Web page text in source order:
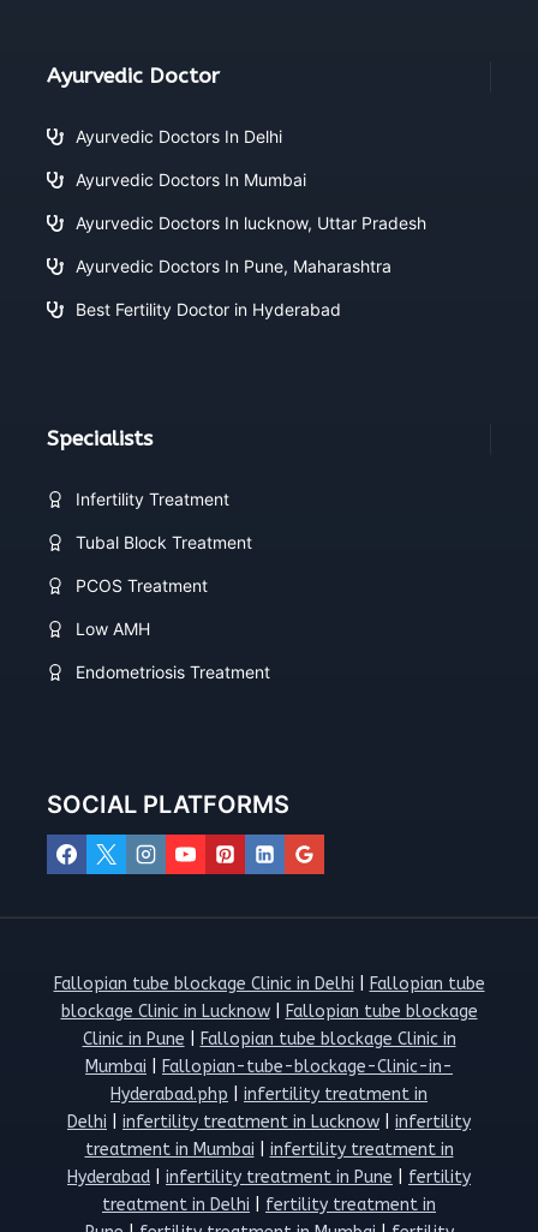
Ayurvedic Doctor
Ayurvedic Doctors In Delhi
Ayurvedic Doctors In Mumbai
Ayurvedic Doctors In lucknow, Uttar Pradesh
Ayurvedic Doctors In Pune, Maharashtra
Best Fertility Doctor in Hyderabad
Specialists
Infertility Treatment
Tubal Block Treatment
PCOS Treatment
Low AMH
Endometriosis Treatment
SOCIAL PLATFORMS
Fallopian tube blockage Clinic in Delhi
Fallopian tube
blockage Clinic in Lucknow|
Fallopian tube blockage
Clinic in Pune
Fallopian tube blockage Clinic in
Mumbai
Fallopian-tube-blockage-Clinic-in-
Hyderabad.php
infertility treatment in
Delhi
infertility treatment in Lucknow
infertility
treatment in Mumbai
infertility treatment in
Hyderabad
infertility treatment in Pune
fertility
treatment in Delhi
fertility treatment in